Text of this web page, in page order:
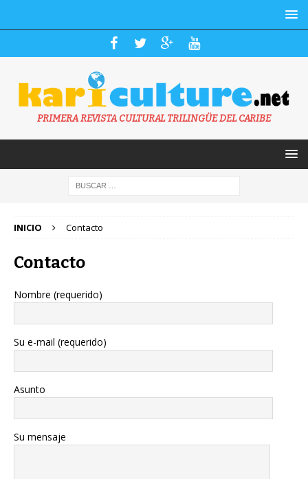
PRIMERA REVISTA CULTURAL TRILINGÜE DEL CARIBE
INICIO Contacto
Contacto
Nombre (requerido)
Su e-mail (requerido)
Asunto
Su mensaje